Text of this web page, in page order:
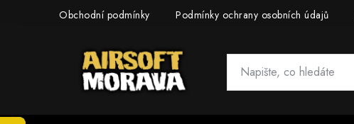
Obchodní podmínky Podmínky ochrany osobních údajů